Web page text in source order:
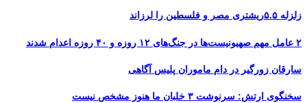
زلزله ۵.۵ریشتری مصر و فلسطین را لرزاند
۲ عامل مهم صهیونیست‌ها در جنگ‌های ۱۲ روزه و ۴۰ روزه اعدام شدند
سارقان زورگیر در دام ماموران پلیس آگاهی
سخنگوی ارتش: سرنوشت ۳ خلبان ما هنوز مشخص نیست